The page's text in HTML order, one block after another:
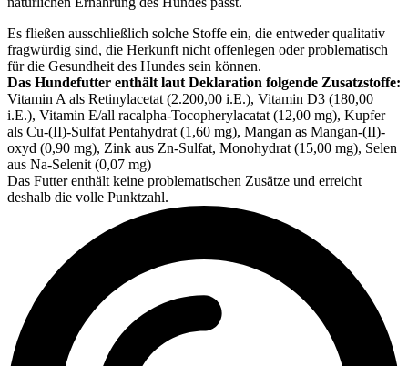
Es fließen ausschließlich solche Stoffe ein, die entweder qualitativ
fragwürdig sind, die Herkunft nicht offenlegen oder problematisch
für die Gesundheit des Hundes sein können.
Das Hundefutter enthält laut Deklaration folgende Zusatzstoffe:
Vitamin A als Retinylacetat (2.200,00 i.E.), Vitamin D3 (180,00
i.E.), Vitamin E/all racalpha-Tocopherylacatat (12,00 mg), Kupfer
als Cu-(II)-Sulfat Pentahydrat (1,60 mg), Mangan as Mangan-(II)-
oxyd (0,90 mg), Zink aus Zn-Sulfat, Monohydrat (15,00 mg), Selen
aus Na-Selenit (0,07 mg)
Das Futter enthält keine problematischen Zusätze und erreicht
deshalb die volle Punktzahl.